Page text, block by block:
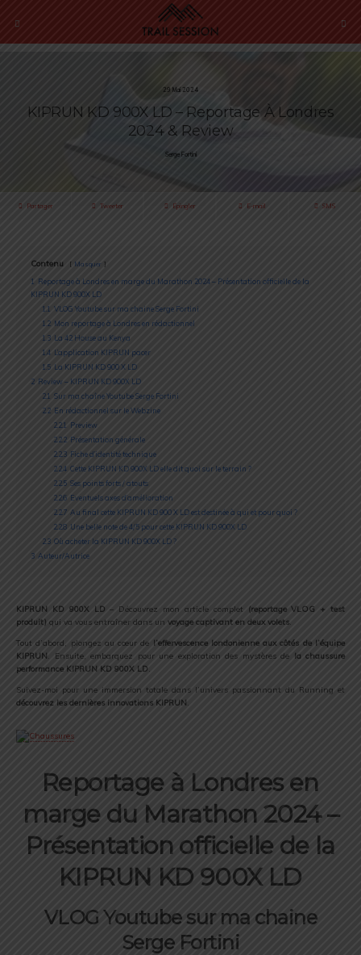
29 Mai 2024
KIPRUN KD 900X LD – Reportage À Londres
2024 & Review
Serge Fortini
Partager Tweeter Épingler E-mail SMS
Contenu Masquer
1
Reportage à Londres en marge du Marathon 2024 – Présentation officielle de la
KIPRUN KD 900X LD
1.1 VLOG Youtube sur ma chaine Serge Fortini
1.2 Mon reportage à Londres en rédactionnel
1.3 La 42 House au Kenya
1.4 L’application KIPRUN pacer
1.5 La KIPRUN KD 900 X LD
2 Review – KIPRUN KD 900X LD
2.1 Sur ma chaîne Youtube Serge Fortini
2.2 En rédactionnel sur le Webzine
2.2.1
Preview
2.2.2 Présentation générale
2.2.3 Fiche d’identité technique
2.2.4 Cette KIPRUN KD 900X LD elle dit quoi sur le terrain ?
2.2.5 Ses points forts / atouts
2.2.6 Eventuels axes d’amélioration
2.2.7 Au final cette KIPRUN KD 900 X LD est destinée à qui et pour quoi ?
2.2.8 Une belle note de 4/5 pour cette KIPRUN KD 900X LD
2.3 Où acheter la KIPRUN KD 900X LD ?
3 Auteur/Autrice
KIPRUN KD 900X LD – Découvrez mon article complet
(reportage VLOG + test
produit) qui va vous entraîner dans un voyage captivant en deux volets.
Tout d’abord, plongez au cœur de l’effervescence londonienne aux côtés de l’équipe
KIPRUN. Ensuite, embarquez pour une exploration des mystères de la chaussure
performance KIPRUN KD 900X LD.
Suivez-moi pour une immersion totale dans l’univers passionnant du Running et
découvrez les dernières innovations KIPRUN.
Reportage à Londres en
marge du Marathon 2024 –
Présentation officielle de la
KIPRUN KD 900X LD
VLOG Youtube sur ma chaine
Serge Fortini